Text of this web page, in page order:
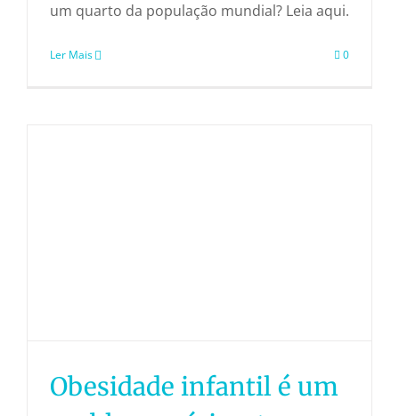
um quarto da população mundial? Leia aqui.
Ler Mais 0
Obesidade infantil é um